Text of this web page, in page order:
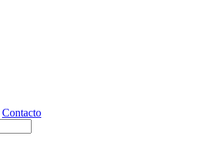
Contacto